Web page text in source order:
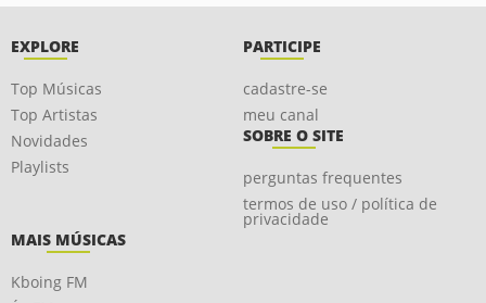
EXPLORE
Top Músicas
Top Artistas
Novidades
Playlists
PARTICIPE
cadastre-se
meu canal
SOBRE O SITE
perguntas frequentes
termos de uso / política de
privacidade
MAIS MÚSICAS
Kboing FM